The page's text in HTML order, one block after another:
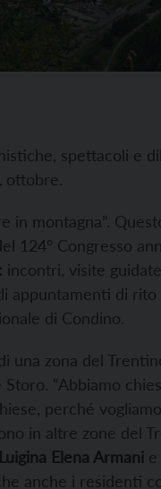
spettacoli e
ottobre.
in montagna”.
124° Congresso
incontri, visite
appuntamenti di
di Condino.
una zona del
“Abbiamo
perché
in altre zone del
Luigina Elena Armani e
anche i residenti